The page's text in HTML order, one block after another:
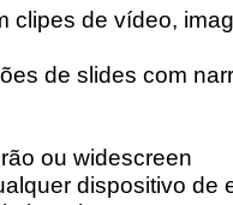
clipes de vídeo,
de slides com
ou widescreen
dispositivo de